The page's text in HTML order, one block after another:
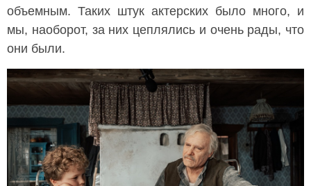
объемным. Таких штук актерских было много, и
мы, наоборот, за них цеплялись и очень рады, что
они были.